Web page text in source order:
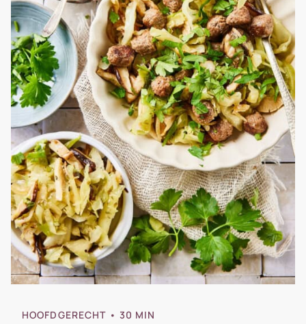
HOOFDGERECHT • 30 MIN